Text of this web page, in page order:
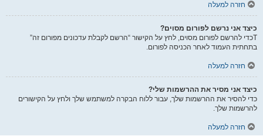
חזרה למעלה
כיצד אני נרשם לפורום מסוים?
Tכדי להרשם לפורום מסוים, לחץ על הקישור “הרשם לקבלת עדכונים מפורום זה”
בתחתית העמוד לאחר הכניסה לפורום.
חזרה למעלה
כיצד אני מסיר את ההרשמות שלי?
כדי להסיר את ההרשמות שלך, עבור ללוח הבקרה למשתמש שלך ולחץ על הקישורים
להרשמות שלך.
חזרה למעלה